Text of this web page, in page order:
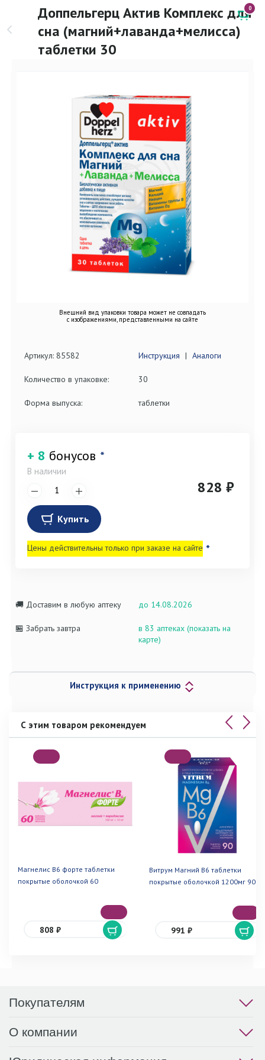
Доппельгерц Актив Комплекс для
сна (магний+лаванда+мелисса)
таблетки 30
0
Внешний вид упаковки товара может не совпадать
с изображениями, представленными на сайте
Артикул: 85582 Инструкция | Аналоги
Количество в упаковке: 30
Форма выпуска: таблетки
+ 8 бонусов *
В наличии
828 ₽
Купить
Цены действительны только при заказе на сайте *
🚚 Доставим в любую аптеку до 14.08.2026
🏪 Забрать завтра
в 83 аптеках (показать на
карте)
Инструкция к применению
С этим товаром рекомендуем
Магнелис В6 форте таблетки
покрытые оболочкой 60
808 ₽
Витрум Магний В6 таблетки
покрытые оболочкой 1200мг 90
991 ₽
Покупателям
О компании